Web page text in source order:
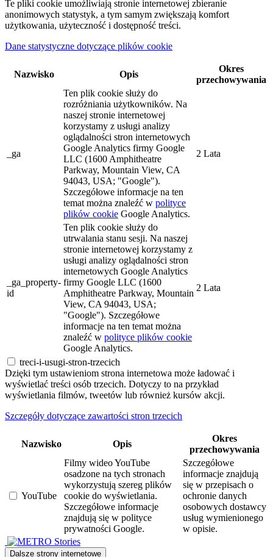
Te pliki cookie umożliwiają stronie internetowej zbieranie
anonimowych statystyk, a tym samym zwiększają komfort
użytkowania, użyteczność i dostępność treści.
Dane statystyczne dotyczące plików cookie
Nazwisko Opis
Okres
przechowywania
_ga
Ten plik cookie służy do
rozróżniania użytkowników. Na
naszej stronie internetowej
korzystamy z usługi analizy
oglądalności stron internetowych
Google Analytics firmy Google
LLC (1600 Amphitheatre
Parkway, Mountain View, CA
94043, USA; "Google").
Szczegółowe informacje na ten
temat można znaleźć w polityce
plików cookie Google Analytics.
2 Lata
_ga_property-
id
Ten plik cookie służy do
utrwalania stanu sesji. Na naszej
stronie internetowej korzystamy z
usługi analizy oglądalności stron
internetowych Google Analytics
firmy Google LLC (1600
Amphitheatre Parkway, Mountain
View, CA 94043, USA;
"Google"). Szczegółowe
informacje na ten temat można
znaleźć w polityce plików cookie
Google Analytics.
2 Lata
treci-i-usugi-stron-trzecich
Dzięki tym ustawieniom strona internetowa może ładować i
wyświetlać treści osób trzecich. Dotyczy to na przykład
wyświetlania filmów, tweetów lub również kursów akcji.
Szczegóły dotyczące zawartości stron trzecich
Nazwisko Opis
Okres
przechowywania
YouTube
Filmy wideo YouTube
osadzone na tych stronach
wykorzystują szereg plików
cookie do wyświetlania.
Szczegółowe informacje
znajdują się w polityce
prywatności Google.
Szczegółowe
informacje znajdują
się w przepisach o
ochronie danych
osobowych dostawcy
usług wymienionego
w opisie.
Stories
Dalsze strony internetowe